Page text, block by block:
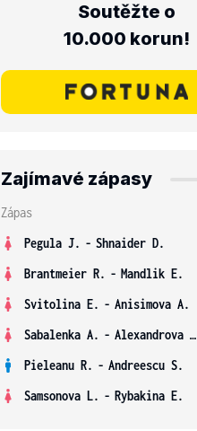
Soutěžte o
10.000 korun!
Zajímavé zápasy
Zápas
Pegula J. - Shnaider D.
Brantmeier R. - Mandlik E.
Svitolina E. - Anisimova A.
Sabalenka A. - Alexandrova E.
Pieleanu R. - Andreescu S.
Samsonova L. - Rybakina E.